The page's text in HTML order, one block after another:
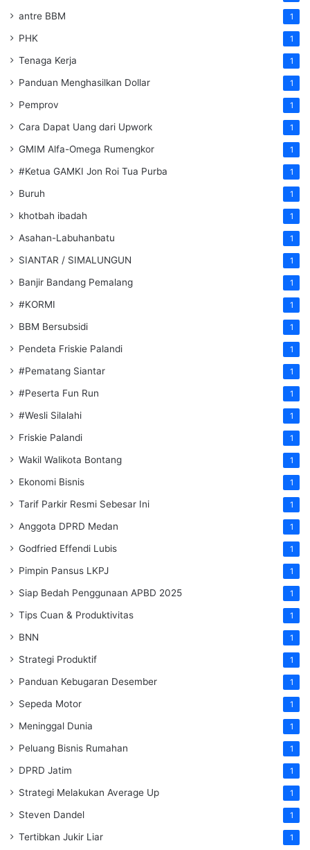
antre BBM 1
PHK 1
Tenaga Kerja 1
Panduan Menghasilkan Dollar 1
Pemprov 1
Cara Dapat Uang dari Upwork 1
GMIM Alfa-Omega Rumengkor 1
#Ketua GAMKI Jon Roi Tua Purba 1
Buruh 1
khotbah ibadah 1
Asahan-Labuhanbatu 1
SIANTAR / SIMALUNGUN 1
Banjir Bandang Pemalang 1
#KORMI 1
BBM Bersubsidi 1
Pendeta Friskie Palandi 1
#Pematang Siantar 1
#Peserta Fun Run 1
#Wesli Silalahi 1
Friskie Palandi 1
Wakil Walikota Bontang 1
Ekonomi Bisnis 1
Tarif Parkir Resmi Sebesar Ini 1
Anggota DPRD Medan 1
Godfried Effendi Lubis 1
Pimpin Pansus LKPJ 1
Siap Bedah Penggunaan APBD 2025 1
Tips Cuan & Produktivitas 1
BNN 1
Strategi Produktif 1
Panduan Kebugaran Desember 1
Sepeda Motor 1
Meninggal Dunia 1
Peluang Bisnis Rumahan 1
DPRD Jatim 1
Strategi Melakukan Average Up 1
Steven Dandel 1
Tertibkan Jukir Liar 1